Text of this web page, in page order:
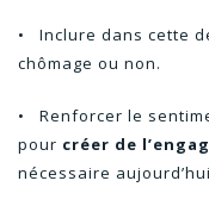
• Inclure dans cette
chômage ou non.
• Renforcer le
pour créer de
nécessaire